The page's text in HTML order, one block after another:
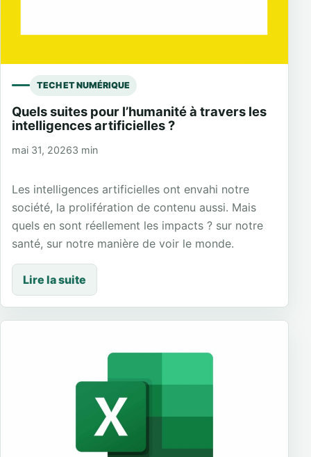
TECH ET NUMÉRIQUE
Quels suites pour l’humanité à travers les
intelligences artificielles ?
mai 31, 20263 min
Les intelligences artificielles ont envahi notre
société, la prolifération de contenu aussi. Mais
quels en sont réellement les impacts ? sur notre
santé, sur notre manière de voir le monde.
Lire la suite